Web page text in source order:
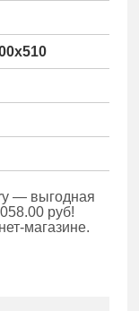
— выгодная
руб!
магазине.